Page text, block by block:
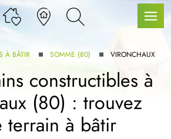
À BÂTIR SOMME (80) VIRONCHAUX
constructibles à
(80) : trouvez
terrain à bâtir